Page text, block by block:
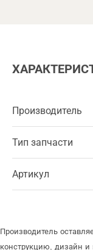
Производитель
Тип запчасти
Артикул
Производитель
конструкцию, дизайн и